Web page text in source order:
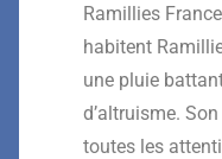
Ramillies France
habitent
une pluie
d’altruisme.
toutes les